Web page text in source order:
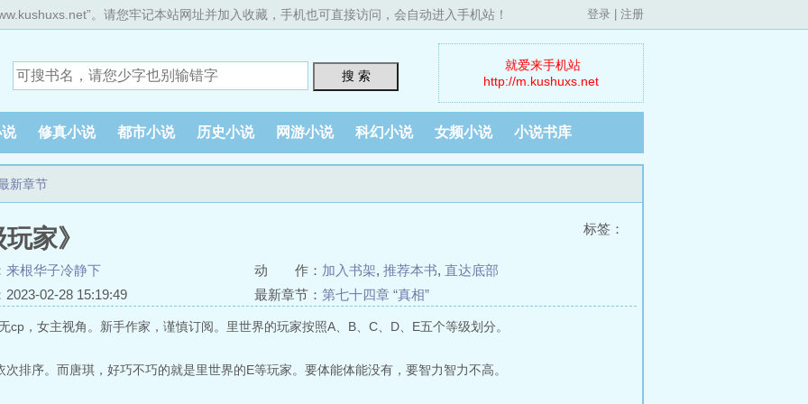
。请您牢记本站网址并加入收藏，手机也可直接访问，会自动进入手机站！ 登录 注册
搜 索
就爱来手机站
http://m.kushuxs.net
修真小说 都市小说 历史小说 网游小说 科幻小说 女频小说 小说书库
新章节
家》 标签：
来根华子冷静下 动 作： 加入书架, 推荐本书, 直达底部
2023-02-28 15:19:49
最新章节： 第七十四章 “真相”
cp，女主视角。新手作家，谨慎订阅。里世界的玩家按照A、B、C、D、E五个等级划分。
次排序。而唐琪，好巧不巧的就是里世界的E等玩家。要体能体能没有，要智力智力不高。